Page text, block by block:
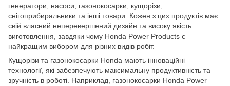
генератори, насоси, газонокосарки, кущорізи,
снігоприбиральники та інші товари. Кожен з цих продуктів має
свій власний неперевершений дизайн та високу якість
виготовлення, завдяки чому Honda Power Products є
найкращим вибором для різних видів робіт.
Кущорізи та газонокосарки Honda мають інноваційні
технології, які забезпечують максимальну продуктивність та
зручність в роботі. Наприклад, газонокосарки Honda Power